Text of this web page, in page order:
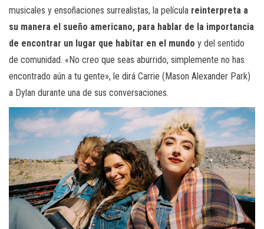
musicales y ensoñaciones surrealistas, la película reinterpreta a
su manera el sueño americano, para hablar de la importancia
de encontrar un lugar que habitar en el mundo y del sentido
de comunidad. «No creo que seas aburrido, simplemente no has
encontrado aún a tu gente», le dirá Carrie (Mason Alexander Park)
a Dylan durante una de sus conversaciones.